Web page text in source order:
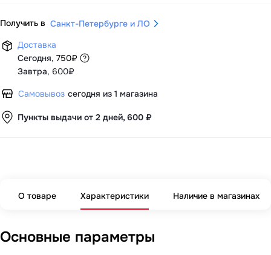
Получить в Санкт-Петербурге и ЛО
Доставка
Сегодня, 750₽
Завтра, 600₽
Самовывоз сегодня из 1 магазина
Пункты выдачи от 2 дней, 600 ₽
О товаре Характеристики Наличие в магазинах
Основные параметры